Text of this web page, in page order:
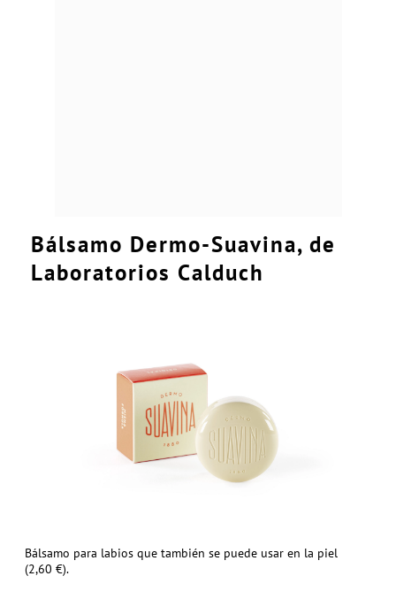
Bálsamo Dermo-Suavina, de
Laboratorios Calduch
Bálsamo para labios que también se puede usar en la piel
(2,60 €).